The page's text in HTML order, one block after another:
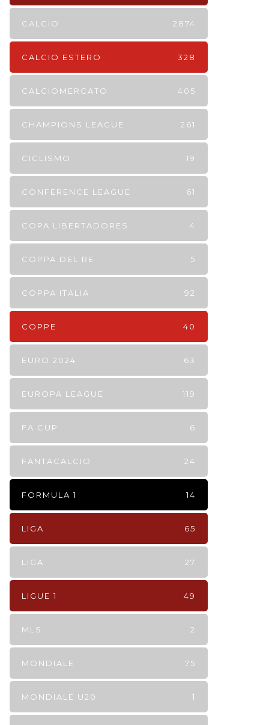
CALCIO 2874
CALCIO ESTERO 328
CALCIOMERCATO 405
CHAMPIONS LEAGUE 261
CICLISMO 19
CONFERENCE LEAGUE 61
COPA LIBERTADORES 4
COPPA DEL RE 5
COPPA ITALIA 92
COPPE 40
EURO 2024 63
EUROPA LEAGUE 119
FA CUP 6
FANTACALCIO 24
FORMULA 1 14
LIGA 65
LIGA 27
LIGUE 1 49
MLS 2
MONDIALE 75
MONDIALE U20 1